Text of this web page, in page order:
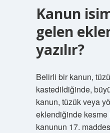
Kanun
gelen
yazılır?
Belirli bir kanun,
kastedildiğinde,
kanun, tüzük veya
eklendiğinde kesme
kanunun 17.